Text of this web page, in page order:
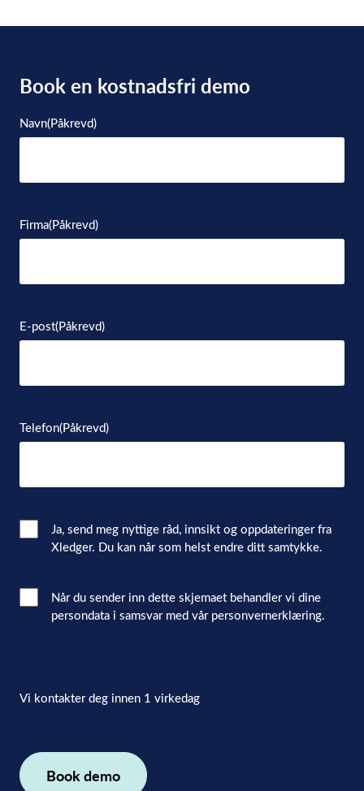
Book en kostnadsfri demo
Navn(Påkrevd)
Firma(Påkrevd)
E-post(Påkrevd)
Telefon(Påkrevd)
Email
Consent
Ja, send meg nyttige råd, innsikt og oppdateringer fra
Xledger. Du kan når som helst endre ditt samtykke.
Interacted
Når du sender inn dette skjemaet behandler vi dine
persondata i samsvar med vår personvernerklæring.
Vi kontakter deg innen 1 virkedag